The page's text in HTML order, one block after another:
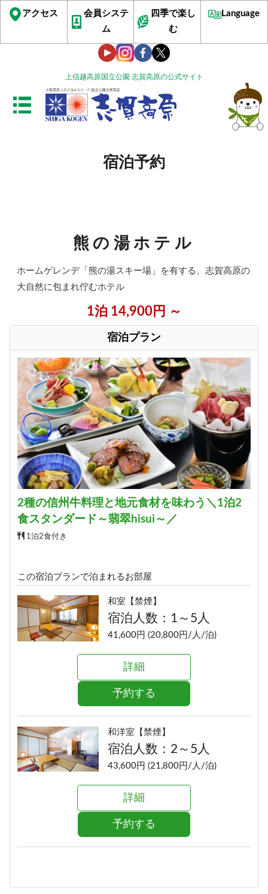
上信越高原国立公園 志賀高原の公式サイト
アクセス
会員システ
ム
四季で楽し
む
Language
宿泊予約
熊の湯ホテル
ホームゲレンデ「熊の湯スキー場」を有する、志賀高原の
大自然に包まれ佇むホテル
1泊 14,900円 ～
宿泊プラン
2種の信州牛料理と地元食材を味わう＼1泊2
食スタンダード～翡翠hisui～／
1泊2食付き
この宿泊プランで泊まれるお部屋
和室【禁煙】
宿泊人数：1～5人
41,600円 (20,800円/人/泊)
詳細
予約する
和洋室【禁煙】
宿泊人数：2～5人
43,600円 (21,800円/人/泊)
詳細
予約する